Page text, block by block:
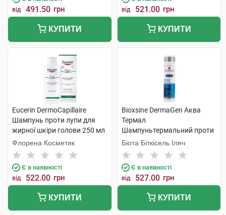
від 491.50 грн
КУПИТИ
від 521.00 грн
КУПИТИ
Eucerin DermoCapillaire
Шампунь проти лупи для
жирної шкіри голови 250 мл
1 флакон
Флорена Косметик
Є в наявності
від 522.00 грн
КУПИТИ
Bioxsine DermaGen Аква
Термал
Шампуньтермальний проти
лупи 300 мл 1 флакон
Біота Біткісель Іляч
Є в наявності
від 527.00 грн
КУПИТИ